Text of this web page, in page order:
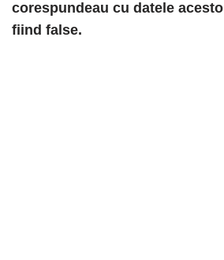
corespundeau cu datele
fiind false.